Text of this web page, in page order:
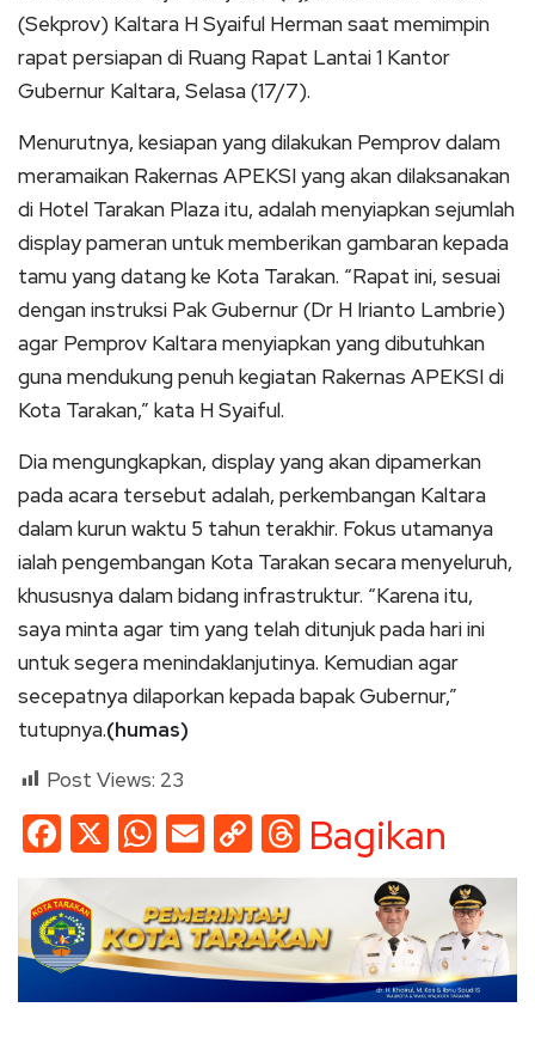
(Sekprov) Kaltara H Syaiful Herman saat memimpin
rapat persiapan di Ruang Rapat Lantai 1 Kantor
Gubernur Kaltara, Selasa (17/7).
Menurutnya, kesiapan yang dilakukan Pemprov dalam
meramaikan Rakernas APEKSI yang akan dilaksanakan
di Hotel Tarakan Plaza itu, adalah menyiapkan sejumlah
display pameran untuk memberikan gambaran kepada
tamu yang datang ke Kota Tarakan. “Rapat ini, sesuai
dengan instruksi Pak Gubernur (Dr H Irianto Lambrie)
agar Pemprov Kaltara menyiapkan yang dibutuhkan
guna mendukung penuh kegiatan Rakernas APEKSI di
Kota Tarakan,” kata H Syaiful.
Dia mengungkapkan, display yang akan dipamerkan
pada acara tersebut adalah, perkembangan Kaltara
dalam kurun waktu 5 tahun terakhir. Fokus utamanya
ialah pengembangan Kota Tarakan secara menyeluruh,
khususnya dalam bidang infrastruktur. “Karena itu,
saya minta agar tim yang telah ditunjuk pada hari ini
untuk segera menindaklanjutinya. Kemudian agar
secepatnya dilaporkan kepada bapak Gubernur,”
tutupnya.(humas)
Post Views: 23
Facebook
X WhatsApp
EmailCopy
Link
Threads
Bagikan